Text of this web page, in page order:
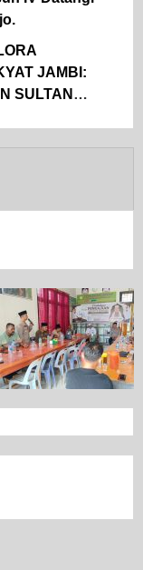
JAMBI:
SULTAN